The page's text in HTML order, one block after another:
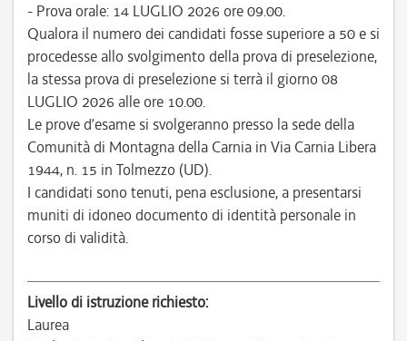
- Prova orale: 14 LUGLIO 2026 ore 09.00.
Qualora il numero dei candidati fosse superiore a 50 e si
procedesse allo svolgimento della prova di preselezione,
la stessa prova di preselezione si terrà il giorno 08
LUGLIO 2026 alle ore 10.00.
Le prove d’esame si svolgeranno presso la sede della
Comunità di Montagna della Carnia in Via Carnia Libera
1944, n. 15 in Tolmezzo (UD).
I candidati sono tenuti, pena esclusione, a presentarsi
muniti di idoneo documento di identità personale in
corso di validità.
Livello di istruzione richiesto:
Laurea